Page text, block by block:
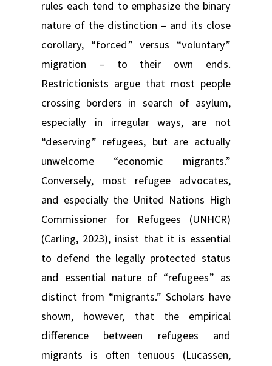
rules each tend to emphasize the binary
nature of the distinction – and its close
corollary, “forced” versus “voluntary”
migration – to their own ends.
Restrictionists argue that most people
crossing borders in search of asylum,
especially in irregular ways, are not
“deserving” refugees, but are actually
unwelcome “economic migrants.”
Conversely, most refugee advocates,
and especially the United Nations High
Commissioner for Refugees (UNHCR)
(Carling, 2023), insist that it is essential
to defend the legally protected status
and essential nature of “refugees” as
distinct from “migrants.” Scholars have
shown, however, that the empirical
difference between refugees and
migrants is often tenuous (Lucassen,